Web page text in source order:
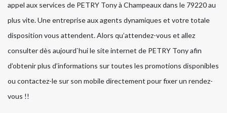
appel aux services de PETRY Tony à Champeaux dans le 79220 au
plus vite. Une entreprise aux agents dynamiques et votre totale
disposition vous attendent. Alors qu’attendez-vous et allez
consulter dès aujourd`hui le site internet de PETRY Tony afin
d’obtenir plus d’informations sur toutes les promotions disponibles
ou contactez-le sur son mobile directement pour fixer un rendez-
vous !!